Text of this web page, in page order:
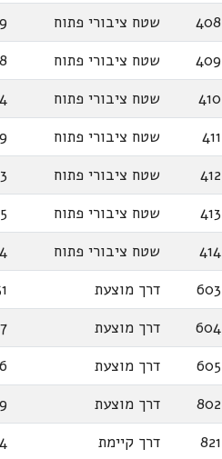
408
שטח ציבורי פתוח
409
שטח ציבורי פתוח
410
שטח ציבורי פתוח
411
שטח ציבורי פתוח
412
שטח ציבורי פתוח
413
שטח ציבורי פתוח
414
שטח ציבורי פתוח
603
דרך מוצעת
604
דרך מוצעת
605
דרך מוצעת
802
דרך מוצעת
821
דרך קיימת